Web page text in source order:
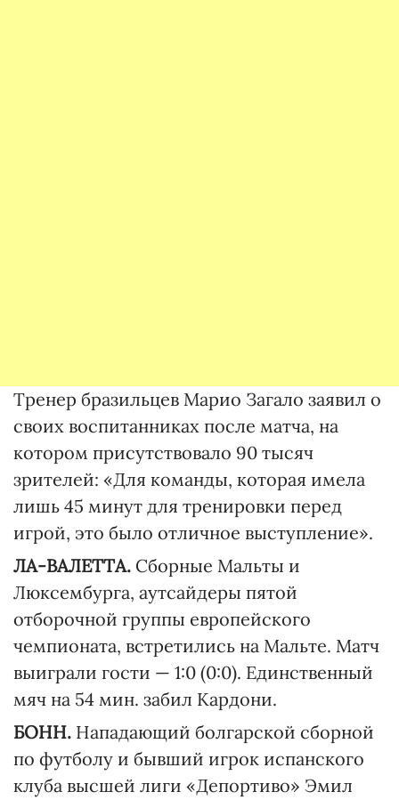
Тренер бразильцев Марио Загало заявил о
своих воспитанниках после матча, на
котором присутствовало 90 тысяч
зрителей: «Для команды, которая имела
лишь 45 минут для тренировки перед
игрой, это было отличное выступление».
ЛА-ВАЛЕТТА. Сборные Мальты и
Люксембурга, аутсайдеры пятой
отборочной группы европейского
чемпионата, встретились на Мальте. Матч
выиграли гости — 1:0 (0:0). Единственный
мяч на 54 мин. забил Кардони.
БОНН. Нападающий болгарской сборной
по футболу и бывший игрок испанского
клуба высшей лиги «Депортиво» Эмил